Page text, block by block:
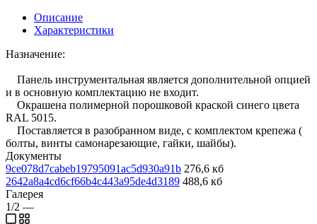
Описание
Характеристики
Назначение:
Панель инструментальная является дополнительной опцией
и в основную комплектацию не входит.
Окрашена полимерной порошковой краской синего цвета
RAL 5015.
Поставляется в разобранном виде, с комплектом крепежа (
болты, винты самонарезающие, гайки, шайбы).
Документы
9ce078d7cabeb19795091ac5d930a91b 276,6 кб
2642a8a4cd6cf66b4c443a95de4d3189 488,6 кб
Галерея
1/2 —